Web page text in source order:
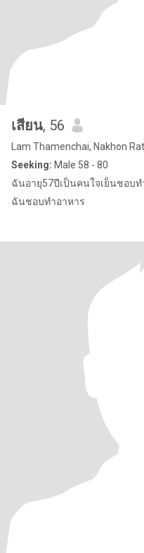
เสียน, 56
Lam Thamenchai, Nakhon
Seeking: Male 58 - 80
ฉันอายุ57ปีเป็นคนใจเย็นชอบ
ฉันชอบทำอาหาร